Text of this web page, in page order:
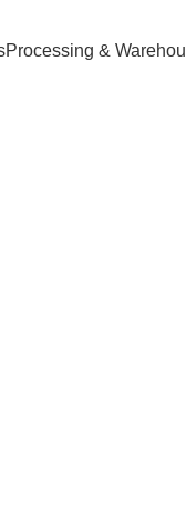
Processing &